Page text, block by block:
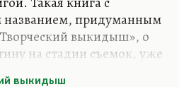
названием, придуманным
выкидыш», о
на стадии съемок, уже
выкидыш